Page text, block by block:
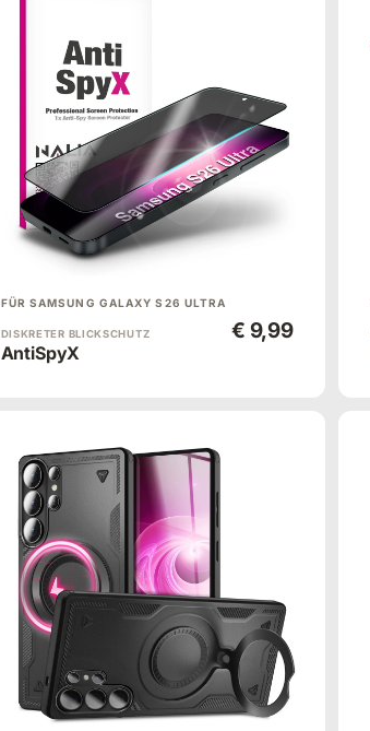
FÜR SAMSUNG GALAXY S26 ULTRA
DISKRETER BLICKSCHUTZ
AntiSpyX
€ 9,99